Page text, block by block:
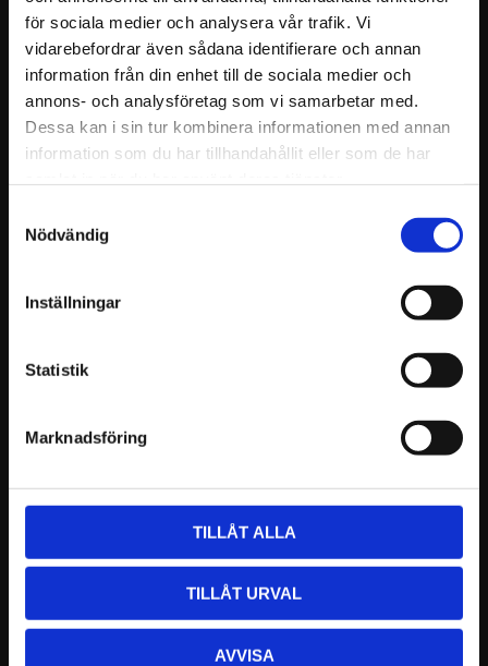
för sociala medier och analysera vår trafik. Vi
vidarebefordrar även sådana identifierare och annan
information från din enhet till de sociala medier och
annons- och analysföretag som vi samarbetar med.
Dessa kan i sin tur kombinera informationen med annan
information som du har tillhandahållit eller som de har
Nödvändig
Inställningar
Statistik
Marknadsföring
TILLÅT ALLA
TILLÅT URVAL
AVVISA
KÖP KÖP
Ny komplett isolering till Whisper
3 296KR
KÖP
Tändkontakt till
KÖP